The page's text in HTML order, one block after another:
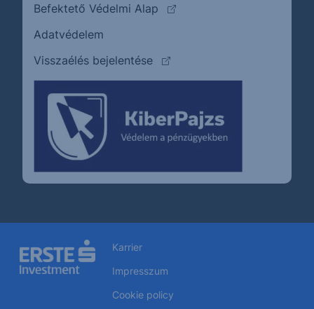
Befektető Védelmi Alap
(külső oldalra ugrik)
Adatvédelem
Visszaélés bejelentése
(külső oldalra ugrik)
Karrier
Impresszum
Cookie policy